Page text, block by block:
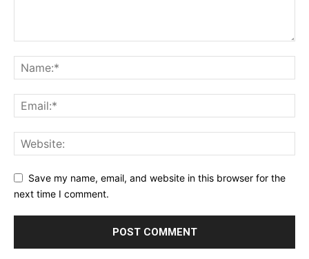
Save my name, email, and website in this browser for the
next time I comment.